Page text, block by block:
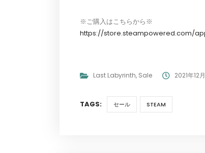
※ご購入はこちらから※
https://store.steampowered.com/
Last Labyrinth, Sale 2021年12
TAGS: セール STEAM